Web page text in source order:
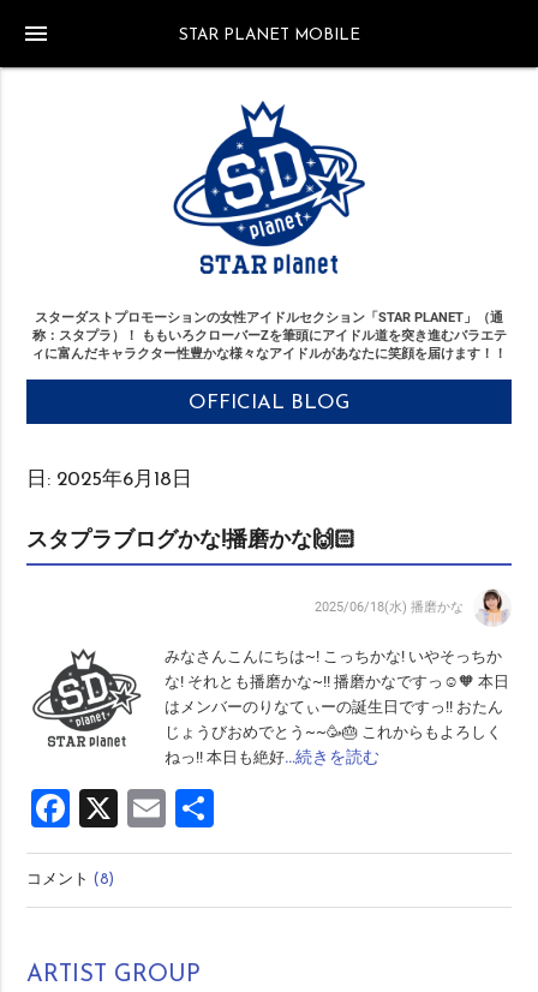
STAR PLANET MOBILE
menu
スターダストプロモーションの女性アイドルセクション「STAR PLANET」（通
称：スタプラ）！
ももいろクローバーZを筆頭にアイドル道を突き進むバラエテ
ィに富んだキャラクター性豊かな様々なアイドルがあなたに笑顔を届けます！！
OFFICIAL BLOG
日: 2025年6月18日
スタプラブログかな!播磨かな🙌🏻
2025/06/18(水) 播磨かな
みなさんこんにちは~! こっちかな! いやそっちか
な! それとも播磨かな~!! 播磨かなですっ☺️🧡 本日
はメンバーのりなてぃーの誕生日ですっ!! おたん
じょうびおめでとう~~🥳🎂 これからもよろしく
ねっ!! 本日も絶好…続きを読む
Facebook
X Email
有
コメント(8)
ARTIST GROUP